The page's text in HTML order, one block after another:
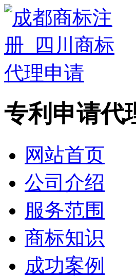
专利申请代
网站首页
公司介绍
服务范围
商标知识
成功案例